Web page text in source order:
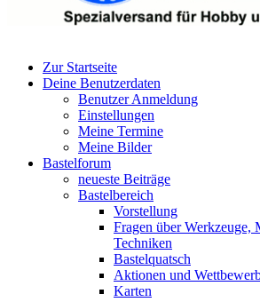
Zur Startseite
Deine Benutzerdaten
Benutzer Anmeldung
Einstellungen
Meine Termine
Meine Bilder
Bastelforum
neueste Beiträge
Bastelbereich
Vorstellung
Fragen über Werkzeuge,
Techniken
Bastelquatsch
Aktionen und
Karten